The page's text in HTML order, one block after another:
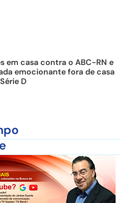
em casa contra o ABC-RN e
emocionante fora de casa
D